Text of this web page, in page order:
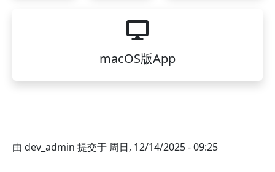
macOS版App
由 dev_admin 提交于 周日, 12/14/2025 - 09:25